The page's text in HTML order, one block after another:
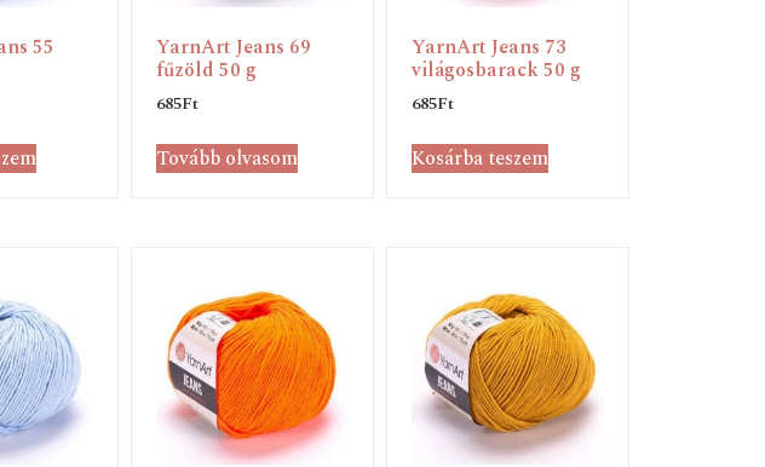
55 YarnArt Jeans 69
fűzöld 50 g
685Ft
Tovább olvasom
YarnArt Jeans 73
világosbarack 50 g
685Ft
Kosárba teszem